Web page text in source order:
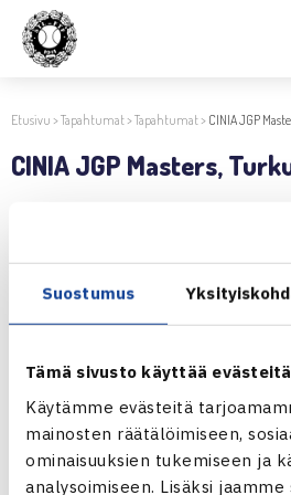
Suostumus
Tämä sivusto käyttää evästeitä
Käytämme evästeitä
mainosten räätälöimiseen,
ominaisuuksien tukemiseen ja
analysoimiseen. Lisäksi jaamme
Etusivu >Tapahtumat>Tapahtumat> CINIA JGP
CINIA JGP Masters,
Jaa:
← Edellinen
Seuraava uutinen:
mestaruuskilpailut,